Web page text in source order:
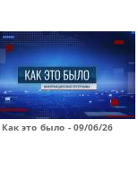
Как это было - 09/06/26